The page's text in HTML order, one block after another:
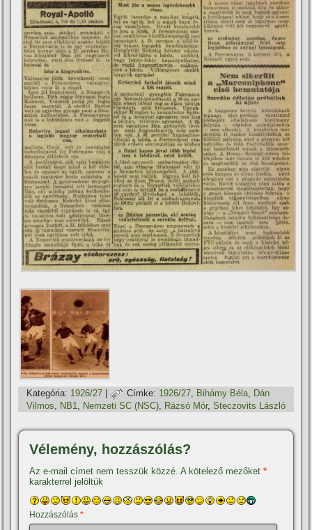
Kategória: 1926/27 | Címke: 1926/27, Bihámy Béla, Dán
Vilmos
NB1 Nemzeti SC (NSC) Rázsó Mór,Steczovits László
Vélemény, hozzászólás?
Az e-mail címet nem tesszük közzé. A kötelező mezőket*
karakterrel jelöltük
Hozzászólás*